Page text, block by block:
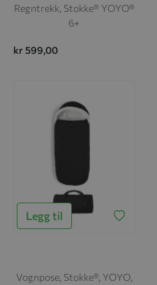
Regntrekk, Stokke® YOYO®
6+
kr 599,00
Legg til
Vognpose, Stokke®, YOYO,